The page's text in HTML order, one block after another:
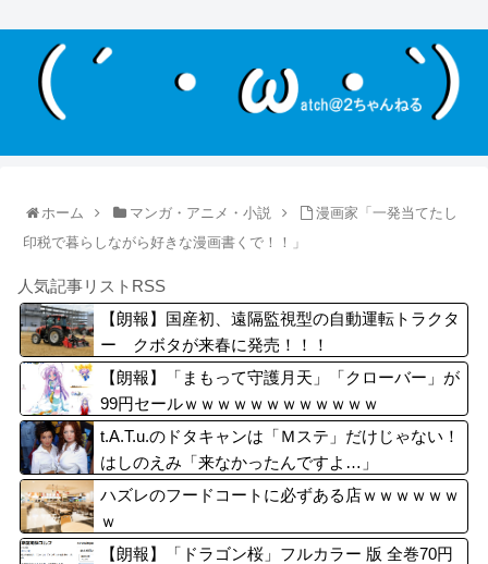
ホーム マンガ・アニメ・小説
漫画家「一発当てたし
印税で暮らしながら好きな漫画書くで！！」
人気記事リストRSS
【朗報】国産初、遠隔監視型の自動運転トラクタ
ー クボタが来春に発売！！！
【朗報】「まもって守護月天」「クローバー」が
99円セールｗｗｗｗｗｗｗｗｗｗｗｗ
t.A.T.u.のドタキャンは「Ｍステ」だけじゃない！
はしのえみ「来なかったんですよ…」
ハズレのフードコートに必ずある店ｗｗｗｗｗｗ
ｗ
【朗報】「ドラゴン桜」フルカラー 版 全巻70円